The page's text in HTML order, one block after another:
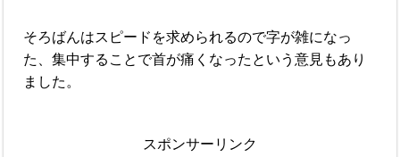
そろばんはスピードを求められるので字が雑になっ
た、集中することで首が痛くなったという意見もあり
ました。
スポンサーリンク